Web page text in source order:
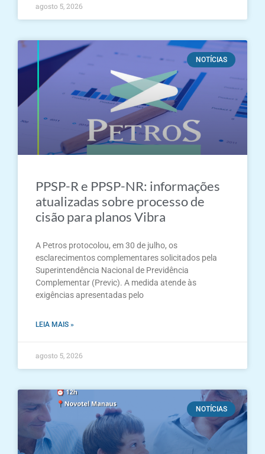
agosto 5, 2026
NOTÍCIAS
PPSP-R e PPSP-NR: informações
atualizadas sobre processo de
cisão para planos Vibra
A Petros protocolou, em 30 de julho, os
esclarecimentos complementares solicitados pela
Superintendência Nacional de Previdência
Complementar (Previc). A medida atende às
exigências apresentadas pelo
LEIA MAIS »
agosto 5, 2026
NOTÍCIAS